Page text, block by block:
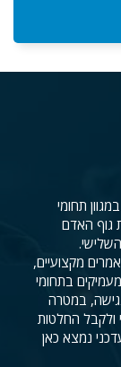
תחומי
גוף האדם
מקצועיים,
בתחומי
במטרה
ולקבל החלטות
נמצא כאן